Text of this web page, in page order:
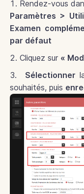
Rendez-vous
Paramètres >
Examen
par défaut
Cliquez sur «
Sélectionner
souhaités, puis